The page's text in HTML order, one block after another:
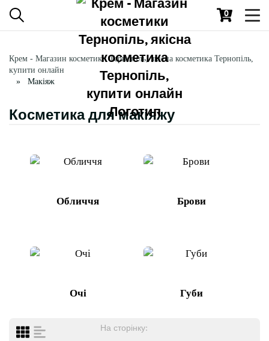
0
Крем - Магазин косметики Тернопіль, якісна косметика Тернопіль,
купити онлайн
Макіяж
Косметика для макіяжу
Обличчя Брови
Очі Губи
На сторінку: